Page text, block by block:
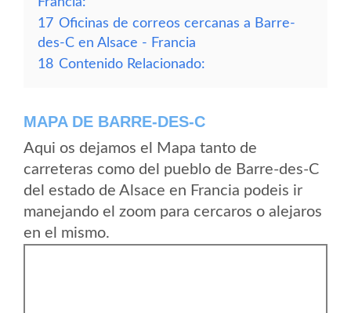
17 Oficinas de correos cercanas a Barre-
des-C en Alsace - Francia
18 Contenido Relacionado:
MAPA DE BARRE-DES-C
Aqui os dejamos el Mapa tanto de
carreteras como del pueblo de Barre-des-C
del estado de Alsace en Francia podeis ir
manejando el zoom para cercaros o alejaros
en el mismo.